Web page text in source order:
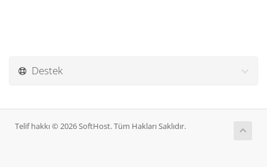
Destek
Telif hakkı © 2026 SoftHost. Tüm Hakları Saklıdır.